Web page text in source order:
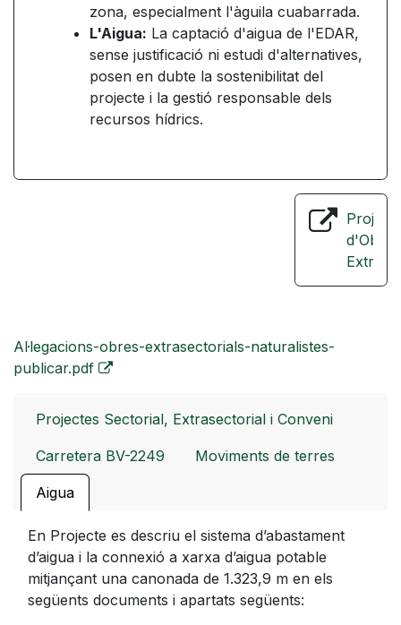
zona, especialment l'àguila cuabarrada.
L'Aigua: La captació d'aigua de l'EDAR,
sense justificació ni estudi d'alternatives,
posen en dubte la sostenibilitat del
projecte i la gestió responsable dels
recursos hídrics.
d'Obres
Al·legacions-obres-extrasectorials-naturalistes-
publicar.pdf
Projectes Sectorial, Extrasectorial i Conveni
Carretera BV-2249 Moviments de terres
Aigua
En Projecte es descriu el sistema d’abastament
d’aigua i la connexió a xarxa d’aigua potable
mitjançant una canonada de 1.323,9 m en els
següents documents i apartats següents: